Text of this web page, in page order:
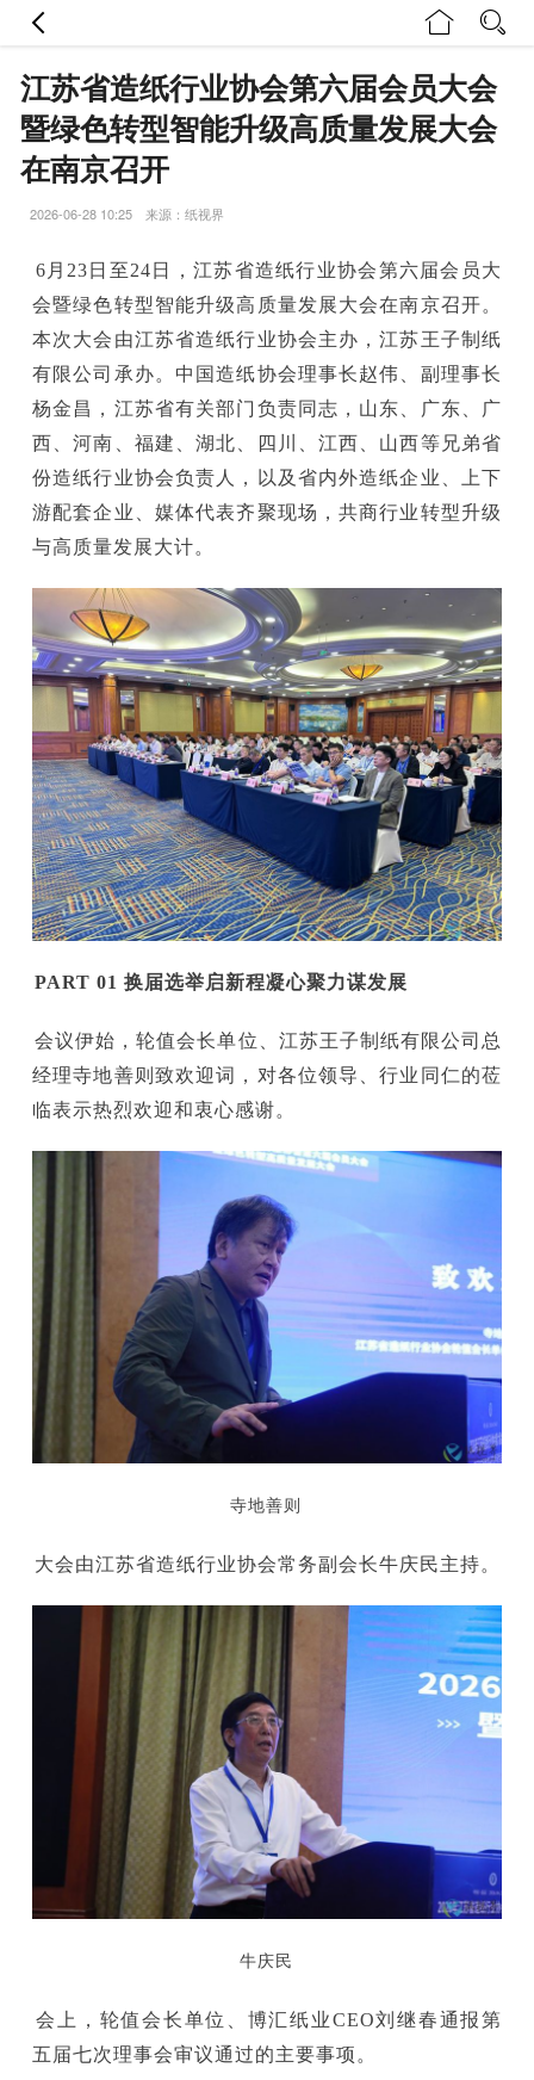
江苏省造纸行业协会第六届会员大会
暨绿色转型智能升级高质量发展大会
在南京召开
2026-06-28 10:25 来源：纸视界
月23日至24日，江苏省造纸行业协会第六届会员大
会暨绿色转型智能升级高质量发展大会在南京召开。
本次大会由江苏省造纸行业协会主办，江苏王子制纸
有限公司承办。中国造纸协会理事长赵伟、副理事长
杨金昌，江苏省有关部门负责同志，山东、广东、广
西、河南、福建、湖北、四川、江西、山西等兄弟省
份造纸行业协会负责人，以及省内外造纸企业、上下
游配套企业、媒体代表齐聚现场，共商行业转型升级
与高质量发展大计。
01 换届选举启新程凝心聚力谋发展
议伊始，轮值会长单位、江苏王子制纸有限公司总
经理寺地善则致欢迎词，对各位领导、行业同仁的莅
临表示热烈欢迎和衷心感谢。
寺地善则
会由江苏省造纸行业协会常务副会长牛庆民主持。
牛庆民
上，轮值会长单位、博汇纸业CEO刘继春通报第
五届七次理事会审议通过的主要事项。